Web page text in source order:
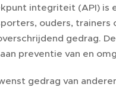
integriteit (API) is
ouders,
gedrag.
preventie van en
gedrag van